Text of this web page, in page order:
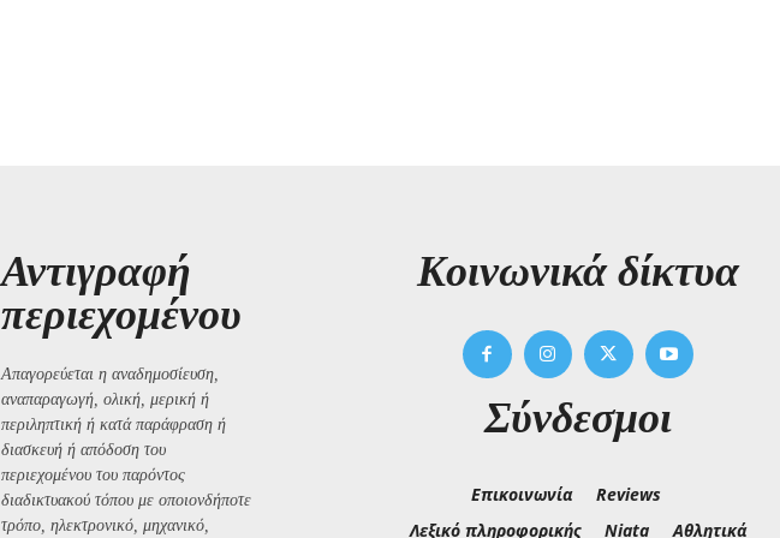
Αντιγραφή
περιεχομένου
Απαγορεύεται η αναδημοσίευση,
αναπαραγωγή, ολική, μερική ή
περιληπτική ή κατά παράφραση ή
διασκευή ή απόδοση του
περιεχομένου του παρόντος
διαδικτυακού τόπου με οποιονδήποτε
τρόπο, ηλεκτρονικό, μηχανικό,
Kοινωνικά δίκτυα
Σύνδεσμοι
Επικοινωνία
Reviews
Λεξικό πληροφορικής
Niata Αθλητικά